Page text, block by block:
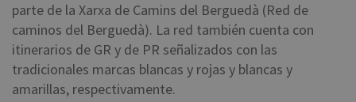
parte de la Xarxa de Camins del Berguedà (Red de
caminos del Berguedà). La red también cuenta con
itinerarios de GR y de PR señalizados con las
tradicionales marcas blancas y rojas y blancas y
amarillas, respectivamente.